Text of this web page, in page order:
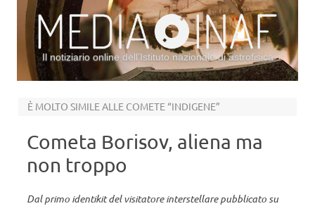
Il notiziario online dell’Istituto nazionale di astrofisica
È MOLTO SIMILE ALLE COMETE “INDIGENE”
Cometa Borisov, aliena ma
non troppo
Dal primo identikit del visitatore interstellare pubblicato su